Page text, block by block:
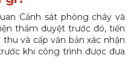
Cảnh sát phòng cháy và
thẩm duyệt trước đó, tiến
và cấp văn bản xác nhận
khi công trình được đưa